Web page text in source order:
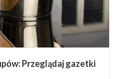
Przeglądaj gazetki